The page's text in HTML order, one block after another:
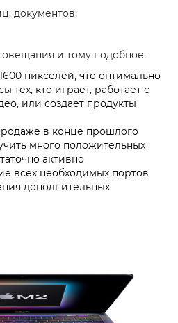
документов;
и тому подобное.
пикселей, что оптимально
тех, кто играет, работает с
или создает продукты
в конце прошлого
много положительных
активно
всех необходимых портов
дополнительных